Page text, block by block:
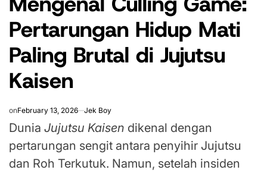
Pertarungan Hidup Mati
Paling Brutal di Jujutsu
Kaisen
onFebruary 13, 2026 Jek Boy
Dunia Jujutsu Kaisen dikenal dengan
pertarungan sengit antara penyihir Jujutsu
dan Roh Terkutuk. Namun, setelah insiden